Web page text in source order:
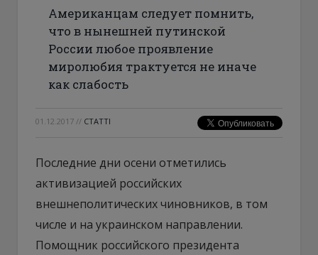
Американцам следует помнить,
что в нынешней путинской
России любое проявление
миролюбия трактуется не иначе
как слабость
01.12.2017 // СТАТТІ
Последние дни осени отметились
активизацией российских
внешнеполитических чиновников, в том
числе и на украинском направлении.
Помощник российского президента